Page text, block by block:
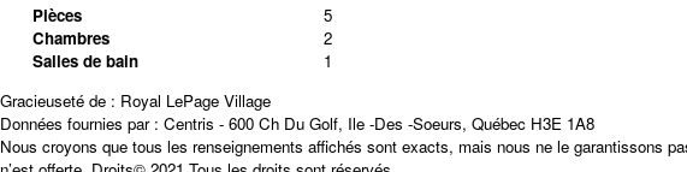
Pièces
5
Chambres
2
Salles de bain
1
Gracieuseté de : Royal LePage Village
Données fournies par : Centris - 600 Ch Du Golf, Ile -Des -Soeurs, Québec H3E 1A8
Nous croyons que tous les renseignements affichés sont exacts, mais nous ne le garantissons